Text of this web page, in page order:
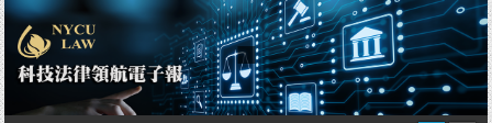
Skip to content 2026 年 8 月 8 日
國立陽明交通大學科技法律學院